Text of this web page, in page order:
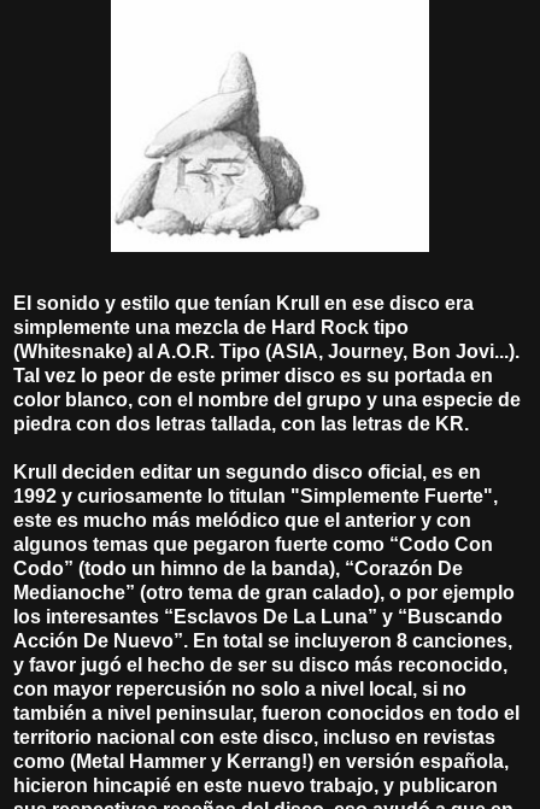
El sonido y estilo que tenían Krull en ese disco era
simplemente una mezcla de Hard Rock tipo
(Whitesnake) al A.O.R. Tipo (ASIA, Journey, Bon Jovi...).
Tal vez lo peor de este primer disco es su portada en
color blanco, con el nombre del grupo y una especie de
piedra con dos letras tallada, con las letras de KR.
Krull deciden editar un segundo disco oficial, es en
1992 y curiosamente lo titulan "Simplemente Fuerte",
este es mucho más melódico que el anterior y con
algunos temas que pegaron fuerte como “Codo Con
Codo” (todo un himno de la banda), “Corazón De
Medianoche” (otro tema de gran calado), o por ejemplo
los interesantes “Esclavos De La Luna” y “Buscando
Acción De Nuevo”. En total se incluyeron 8 canciones,
y favor jugó el hecho de ser su disco más reconocido,
con mayor repercusión no solo a nivel local, si no
también a nivel peninsular, fueron conocidos en todo el
territorio nacional con este disco, incluso en revistas
como (Metal Hammer y Kerrang!) en versión española,
hicieron hincapié en este nuevo trabajo, y publicaron